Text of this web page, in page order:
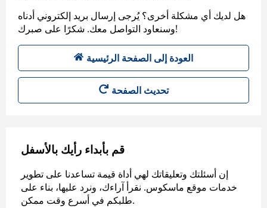
هل لديك أي مشكلة أخرى؟ يُرجى إرسال بريد إلكتروني أدناه
وسنعاود التواصل معك. شكرًا على صبرك!
العودة إلى الصفحة الرئيسية
تحديث الصفحة
قم بأبداء رأيك بالأسفل
إن أسئلتك وتعليقاتك لهي أداة قيمة تساعدنا على تطوير
خدمات موقع ماسكوس. نقرأ آراءك، ونرد عليها، بناء على
طلبكم في أسرع وقت ممكن.